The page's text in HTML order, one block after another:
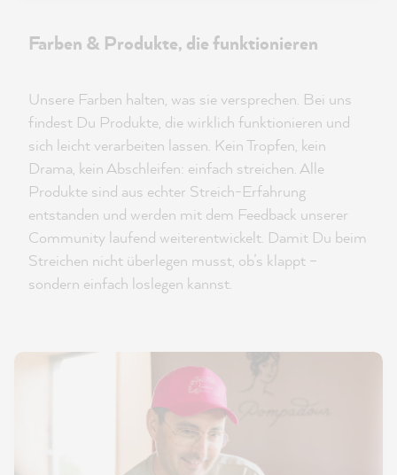
Farben & Produkte, die funktionieren
Unsere Farben halten, was sie versprechen. Bei uns
findest Du Produkte, die wirklich funktionieren und
sich leicht verarbeiten lassen. Kein Tropfen, kein
Drama, kein Abschleifen: einfach streichen. Alle
Produkte sind aus echter Streich-Erfahrung
entstanden und werden mit dem Feedback unserer
Community laufend weiterentwickelt. Damit Du beim
Streichen nicht überlegen musst, ob’s klappt –
sondern einfach loslegen kannst.